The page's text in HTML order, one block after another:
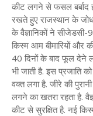
कीट लगने से फसल बर्बाद
रखते हुए राजस्थान के
के वैज्ञानिकों ने सीजेडसी-
किस्म आम बीमारियों और
40 दिनों के बाद फूल देने
भी जाती है. इस प्रजाति
वक्त लगा है. जीरे की
लगने का खतरा रहता है.
कीट से सुरक्षित है. नई